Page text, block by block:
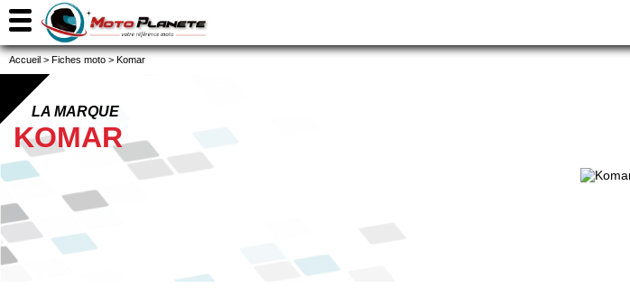
Accueil > Fiches moto > Komar
LA MARQUE
KOMAR